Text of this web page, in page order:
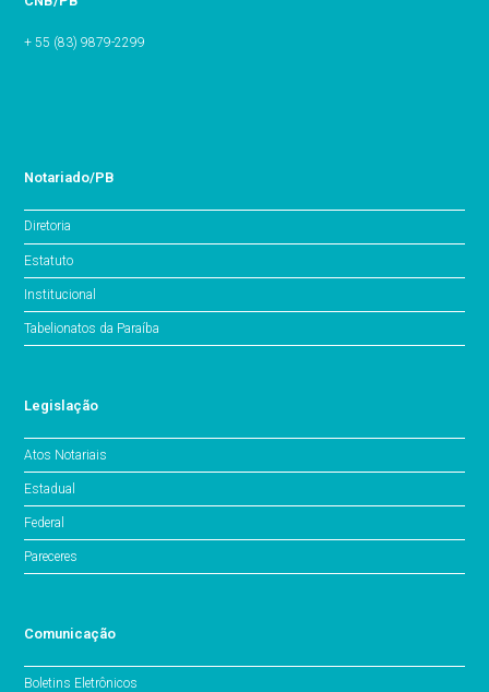
+ 55 (83) 9879-2299
Notariado/PB
Diretoria
Estatuto
Institucional
Tabelionatos da Paraíba
Legislação
Atos Notariais
Estadual
Federal
Pareceres
Comunicação
Boletins Eletrônicos